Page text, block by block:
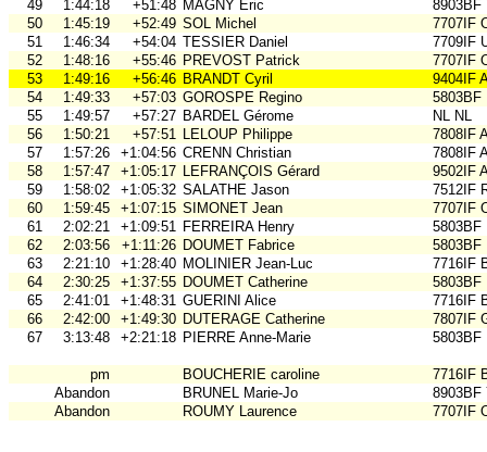
49
1:44:18 +51:48 MAGNY Eric
8903BF
50
1:45:19 +52:49 SOL Michel
7707IF
51
1:46:34 +54:04 TESSIER Daniel
7709IF
52
1:48:16 +55:46 PREVOST Patrick
7707IF
53
1:49:16 +56:46 BRANDT Cyril
9404IF
54
1:49:33 +57:03 GOROSPE Regino
5803BF
55
1:49:57 +57:27 BARDEL Gérome
NL NL
56
1:50:21 +57:51 LELOUP Philippe
7808IF
57
1:57:26 +1:04:56 CRENN Christian
7808IF
58
1:57:47 +1:05:17 LEFRANÇOIS Gérard
9502IF
59
1:58:02 +1:05:32 SALATHE Jason
7512IF
60
1:59:45 +1:07:15 SIMONET Jean
7707IF
61
2:02:21 +1:09:51 FERREIRA Henry
5803BF
62
2:03:56 +1:11:26 DOUMET Fabrice
5803BF
63
2:21:10 +1:28:40 MOLINIER Jean-Luc
7716IF
64
2:30:25 +1:37:55 DOUMET Catherine
5803BF
65
2:41:01 +1:48:31 GUERINI Alice
7716IF
66
2:42:00 +1:49:30 DUTERAGE Catherine
7807IF
67
3:13:48 +2:21:18 PIERRE Anne-Marie 5803BF
pm BOUCHERIE caroline
7716IF
Abandon
BRUNEL Marie-Jo
8903BF
Abandon
ROUMY Laurence 7707IF